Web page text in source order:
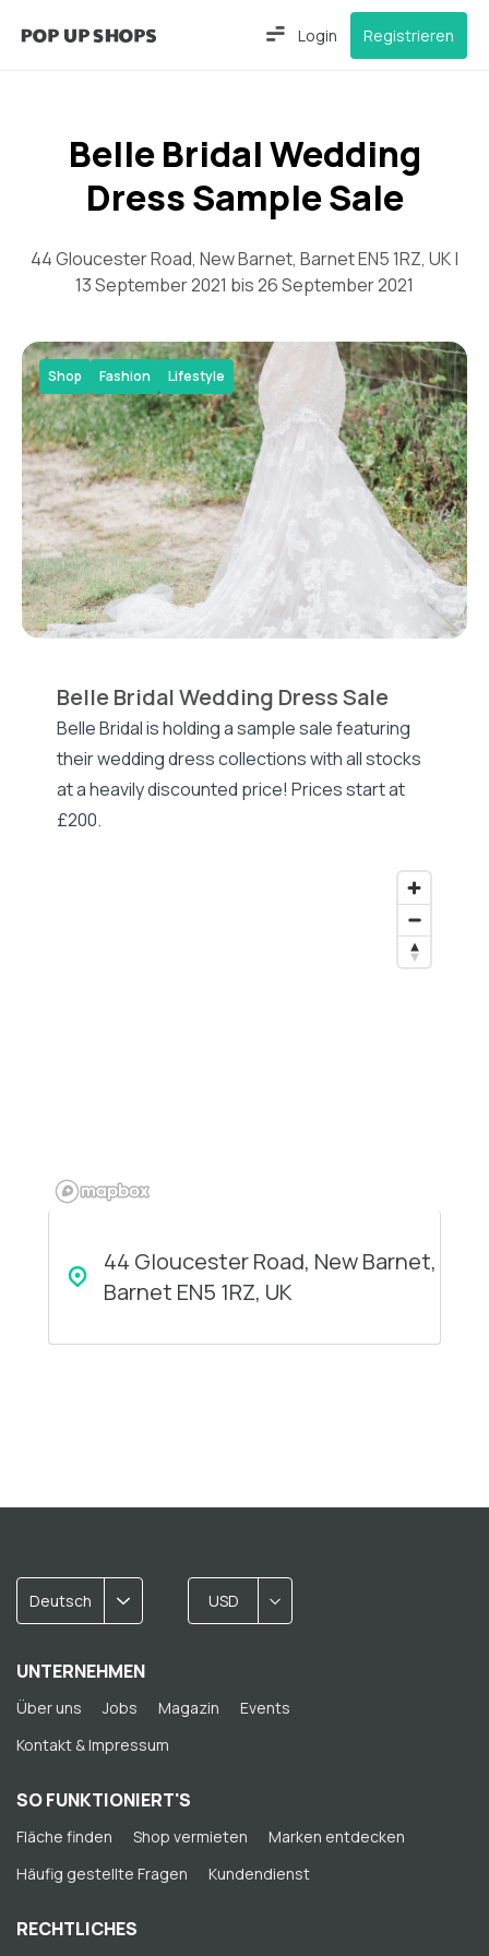
Login Registrieren
Belle Bridal Wedding
Dress Sample Sale
44 Gloucester Road, New Barnet, Barnet EN5 1RZ, UK |
13 September 2021 bis 26 September 2021
Shop Fashion Lifestyle
Belle Bridal Wedding Dress Sale
Belle Bridal is holding a sample sale featuring
their wedding dress collections with all stocks
at a heavily discounted price! Prices start at
£200.
44 Gloucester Road, New Barnet,
Barnet EN5 1RZ, UK
Deutsch USD
UNTERNEHMEN
Über uns Jobs Magazin
Events
Kontakt & Impressum
SO FUNKTIONIERT'S
Fläche finden Shop vermieten
Marken entdecken
Häufig gestellte Fragen
Kundendienst
RECHTLICHES